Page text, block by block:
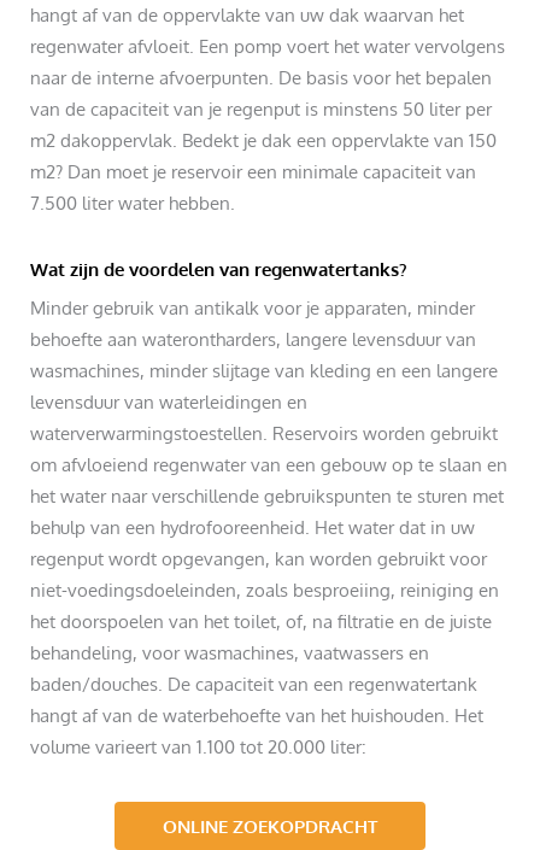
hangt af van de oppervlakte van uw dak waarvan het
regenwater afvloeit. Een pomp voert het water vervolgens
naar de interne afvoerpunten. De basis voor het bepalen
van de capaciteit van je regenput is minstens 50 liter per
m2 dakoppervlak. Bedekt je dak een oppervlakte van 150
m2? Dan moet je reservoir een minimale capaciteit van
7.500 liter water hebben.
Wat zijn de voordelen van regenwatertanks?
Minder gebruik van antikalk voor je apparaten, minder
behoefte aan waterontharders, langere levensduur van
wasmachines, minder slijtage van kleding en een langere
levensduur van waterleidingen en
waterverwarmingstoestellen. Reservoirs worden gebruikt
om afvloeiend regenwater van een gebouw op te slaan en
het water naar verschillende gebruikspunten te sturen met
behulp van een hydrofooreenheid. Het water dat in uw
regenput wordt opgevangen, kan worden gebruikt voor
niet-voedingsdoeleinden, zoals besproeiing, reiniging en
het doorspoelen van het toilet, of, na filtratie en de juiste
behandeling, voor wasmachines, vaatwassers en
baden/douches. De capaciteit van een regenwatertank
hangt af van de waterbehoefte van het huishouden. Het
volume varieert van 1.100 tot 20.000 liter:
ONLINE ZOEKOPDRACHT